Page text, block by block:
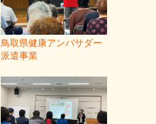
鳥取県健康アンバサダー
派遣事業